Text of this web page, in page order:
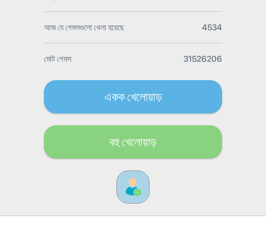
আজ যে গেমসগুলো খেলা হয়েছে 4534
মোট গেমস 31526206
একক খেলোয়াড়
বহু খেলোয়াড়